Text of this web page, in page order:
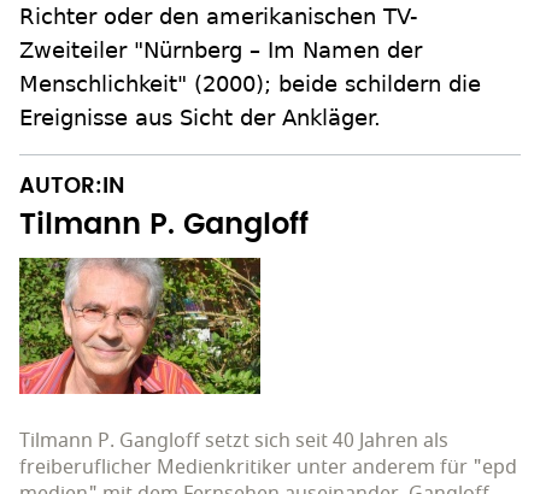
Richter oder den amerikanischen TV-
Zweiteiler "Nürnberg – Im Namen der
Menschlichkeit" (2000); beide schildern die
Ereignisse aus Sicht der Ankläger.
AUTOR:IN
Tilmann P. Gangloff
Tilmann P. Gangloff setzt sich seit 40 Jahren als
freiberuflicher Medienkritiker unter anderem für "epd